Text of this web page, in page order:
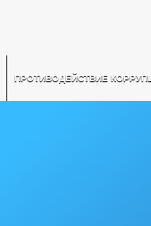
ПРОТИВОДЕЙСТВИЕ